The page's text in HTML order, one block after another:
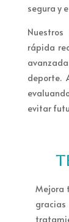
segura y
rápida
deporte.
evitar
Mejora